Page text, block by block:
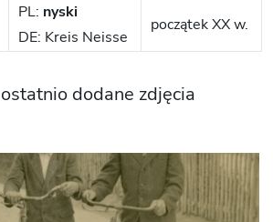
PL: nyski
DE: Kreis Neisse
początek XX w.
dodane zdjęcia